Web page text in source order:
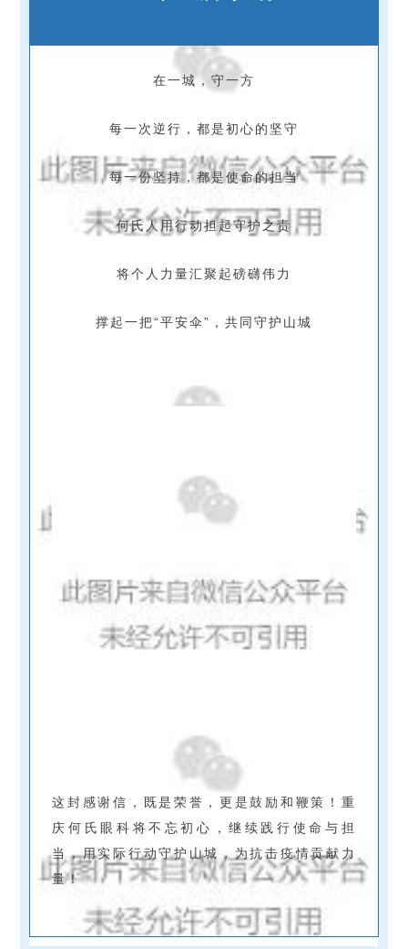
在一城，守一方
每一次逆行， 都是初心的坚守
每一份坚持，都是使命的担当
何氏人用行动担起守护之责
将个人力量汇聚起磅礴伟力
撑起一把“平安伞”， 共同守护山城
这封感谢信， 既是荣誉，更是鼓励和鞭策！ 重
庆何氏眼科将不忘初心，继续践行使命与担
当，用实际行动守护山城，为抗击疫情贡献力
量！